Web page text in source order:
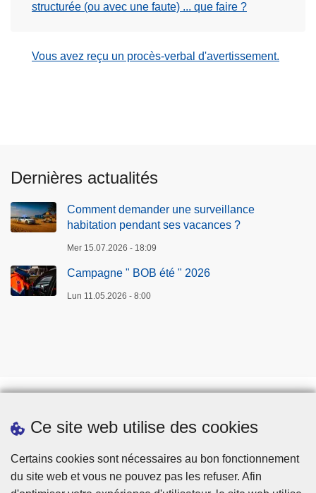
Ce site web utilise des cookies
Certains cookies sont nécessaires au bon fonctionnement
du site web et vous ne pouvez pas les refuser. Afin
structurée (ou avec une faute) ... que faire ?
Vous avez reçu un procès-verbal d'avertissement.
Dernières actualités
Comment demander une surveillance
habitation pendant ses vacances ?
Mer 15.07.2026 - 18:09
Campagne " BOB été " 2026
Lun 11.05.2026 - 8:00
Prendre rendez-vous
Téléchargements